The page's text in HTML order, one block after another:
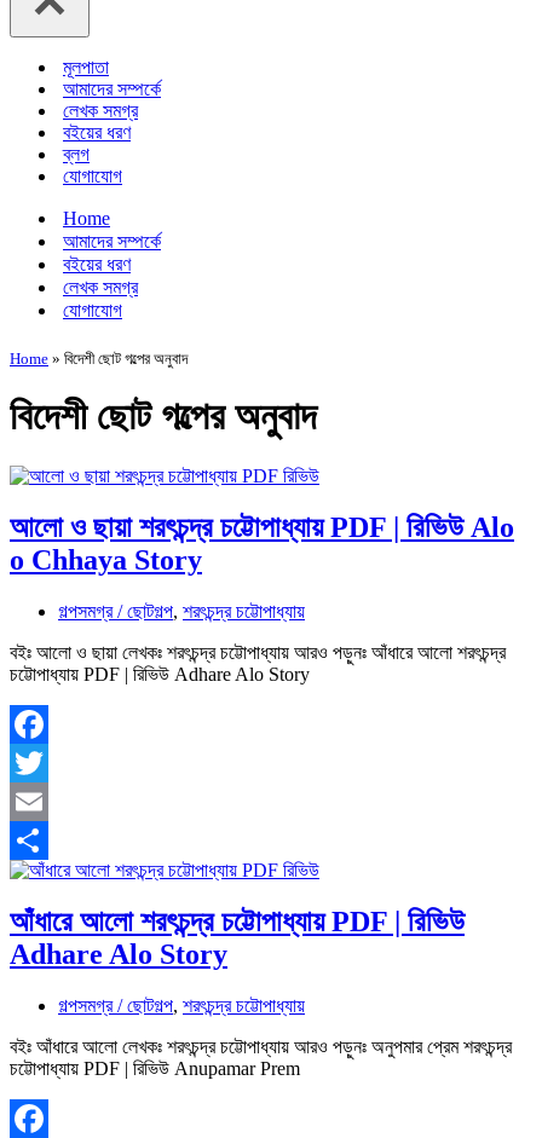
মূলপাতা
আমাদের সম্পর্কে
লেখক সমগ্র
বইয়ের ধরণ
ব্লগ
যোগাযোগ
Home
আমাদের সম্পর্কে
বইয়ের ধরণ
লেখক সমগ্র
যোগাযোগ
Home » বিদেশী ছোট গল্পের অনুবাদ
বিদেশী ছোট গল্পের অনুবাদ
আলো ও ছায়া শরৎচন্দ্র চট্টোপাধ্যায় PDF | রিভিউ Alo
o Chhaya Story
গল্পসমগ্র / ছোটগল্প, শরৎচন্দ্র চট্টোপাধ্যায়
বইঃ আলো ও ছায়া লেখকঃ শরৎচন্দ্র চট্টোপাধ্যায় আরও পড়ুনঃ আঁধারে আলো শরৎচন্দ্র
চট্টোপাধ্যায় PDF | রিভিউ Adhare Alo Story
Facebook
Twitter
Email
Share
আঁধারে আলো শরৎচন্দ্র চট্টোপাধ্যায় PDF | রিভিউ
Adhare Alo Story
গল্পসমগ্র / ছোটগল্প, শরৎচন্দ্র চট্টোপাধ্যায়
বইঃ আঁধারে আলো লেখকঃ শরৎচন্দ্র চট্টোপাধ্যায় আরও পড়ুনঃ অনুপমার প্রেম শরৎচন্দ্র
চট্টোপাধ্যায় PDF | রিভিউ Anupamar Prem